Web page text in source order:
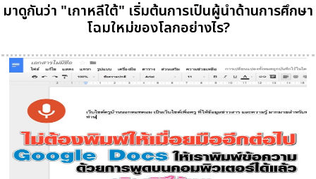
มาดูกันว่า "เกาหลีใต้" เริ่มต้นการเป็นผู้นำด้านการศึกษา
โฉมใหม่ของโลกอย่างไร?